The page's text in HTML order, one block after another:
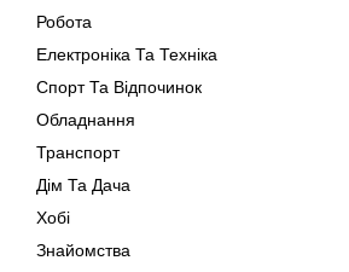
Робота
Електроніка Та Техніка
Спорт Та Відпочинок
Обладнання
Транспорт
Дім Та Дача
Хобі
Знайомства